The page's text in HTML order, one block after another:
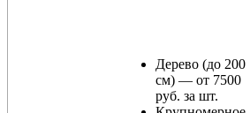
Дерево (до 200
см) — от 7500
руб. за шт.